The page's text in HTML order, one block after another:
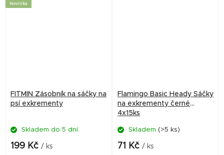
Novinka
FITMIN Zásobník na sáčky na
psí exkrementy
Skladem do 5 dní.
199 Kč / ks
Flamingo Basic Heady Sáčky
na exkrementy černé
4x15ks
Skladem (>5 ks)
71 Kč / ks